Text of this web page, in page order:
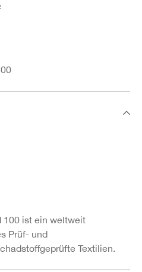
100 ist ein weltweit
Prüf- und
Textilien.